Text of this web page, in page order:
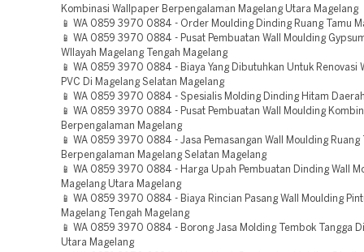
Kombinasi Wallpaper Berpengalaman Magelang Utara Magelang
📱 WA 0859 3970 0884 - Order Moulding Dinding Ruang Tamu
📱 WA 0859 3970 0884 - Pusat Pembuatan Wall Moulding
WIlayah Magelang Tengah Magelang
📱 WA 0859 3970 0884 - Biaya Yang Dibutuhkan Untuk Renovasi
PVC Di Magelang Selatan Magelang
📱 WA 0859 3970 0884 - Spesialis Molding Dinding Hitam
📱 WA 0859 3970 0884 - Pusat Pembuatan Wall Moulding
Berpengalaman Magelang
📱 WA 0859 3970 0884 - Jasa Pemasangan Wall Moulding Ruang
Berpengalaman Magelang Selatan Magelang
📱 WA 0859 3970 0884 - Harga Upah Pembuatan Dinding Wall
Magelang Utara Magelang
📱 WA 0859 3970 0884 - Biaya Rincian Pasang Wall Moulding
Magelang Tengah Magelang
📱 WA 0859 3970 0884 - Borong Jasa Molding Tembok Tangga
Utara Magelang